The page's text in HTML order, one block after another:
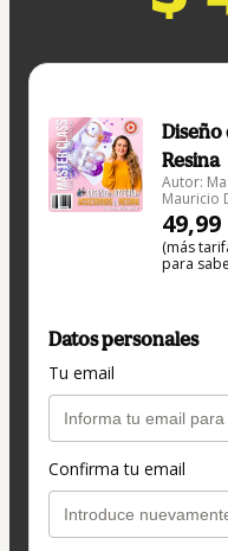
Diseño
Resina
Autor:
Mauricio
49,99
(más
para
Datos personales
Tu email
Confirma tu email